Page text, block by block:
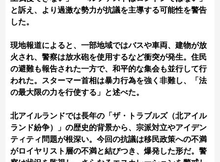
と訴え、より過激な勢力が抗議を主導する可能性を警告
した。
現地報道によると、一部地域ではバスや車両、建物が放
火され、警察は放水砲を使用するなど衝突が発生。住民
の避難も報告された一方で、和平的な集会も並行して行
われた。スターマー首相は暴力行為を強く非難し、「法
の最大限の力を行使する」と述べた。
北アイルランドでは長年の「ザ・トラブルズ（北アイル
ランド紛争）」の歴史的背景から、宗派対立やアイデン
ティティ問題が根深い。今回の抗議は移民政策への不満
がロイヤリスト層の不満と結びつき、爆発した形だ。警